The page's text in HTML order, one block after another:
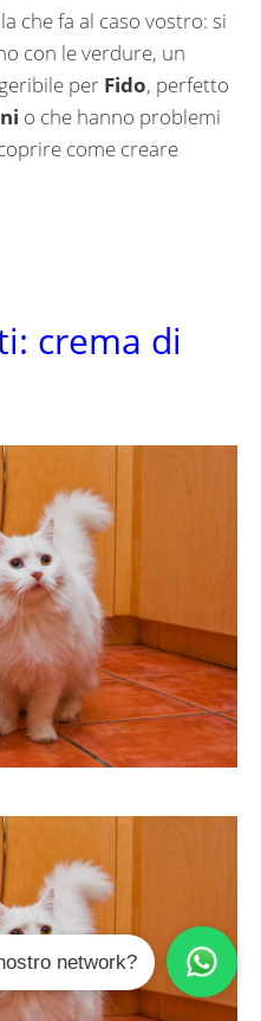
che fa al caso vostro: si
con le verdure, un
per Fido, perfetto
o che hanno problemi
come creare
crema di
network?